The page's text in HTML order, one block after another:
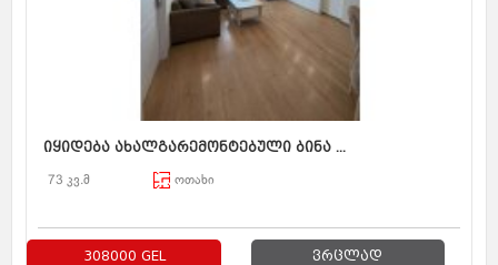
იყიდება ახალგარემონტებული ბინა ...
73 კვ.მ ოთახი
308000 GEL ვრცლად